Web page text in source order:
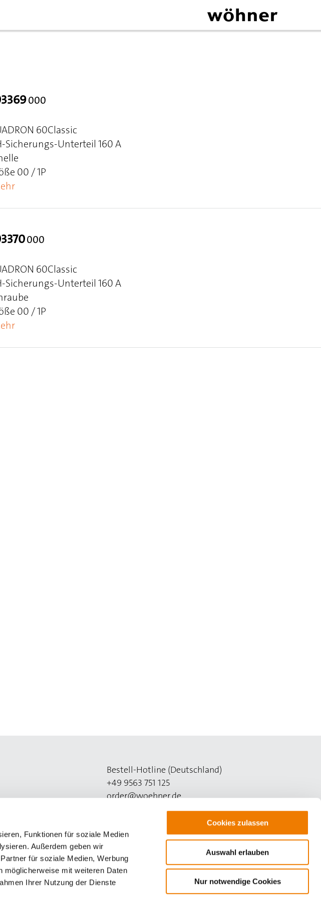
Funktionen für soziale Medien
Außerdem geben wir
für soziale Medien, Werbung
möglicherweise mit weiteren Daten
Ihrer Nutzung der Dienste
Cookies zulassen
Auswahl erlauben
Nur notwendige Cookies
000
60Classic
Sicherungs-Unterteil 160 A
00 / 1P
000
60Classic
Sicherungs-Unterteil 160 A
00 / 1P
Bestell-Hotline (Deutschland)
+49 9563 751 125
order@woehner.de
Technik-Hotline (Deutschland)
+49 9563 751 508